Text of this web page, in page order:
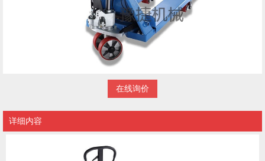
在线询价
详细内容